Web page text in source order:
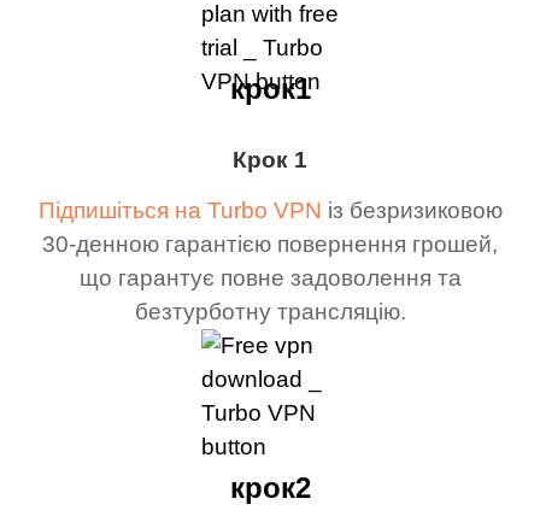
Крок 1
Підпишіться на Turbo VPN із безризиковою
30-денною гарантією повернення грошей,
що гарантує повне задоволення та
безтурботну трансляцію.
крок1
крок2